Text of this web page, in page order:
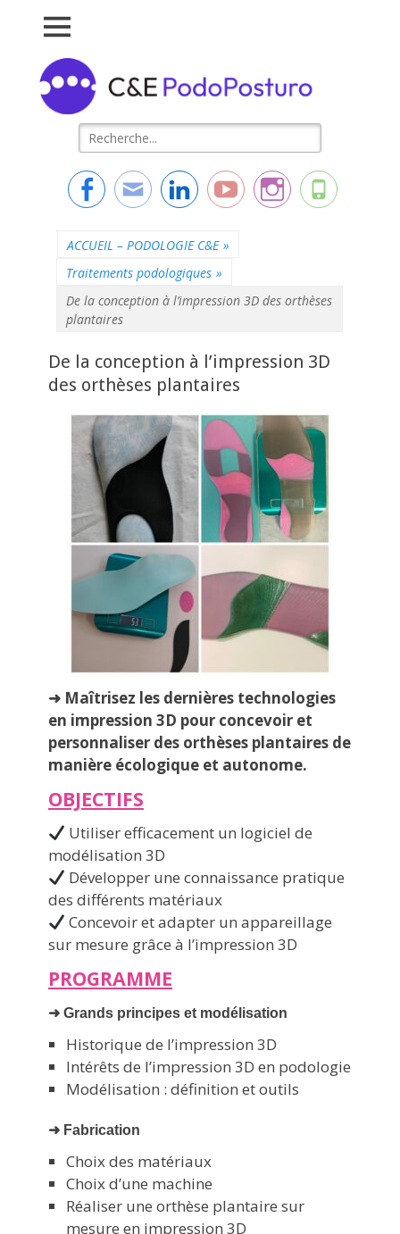
Evolution
L'essentiel de la formation
Rechercher :
Facebook
Adresse
contact
LinkedinYouTube
Instagram
Tél
ACCUEIL – PODOLOGIE C&E »
Traitements podologiques »
De la conception à l’impression 3D des orthèses
plantaires
De la conception à l’impression 3D
des orthèses plantaires
➜ Maîtrisez les dernières technologies
en impression 3D pour concevoir et
personnaliser des orthèses plantaires de
manière écologique et autonome.
OBJECTIFS
Utiliser efficacement un logiciel de
modélisation 3D
Développer une connaissance pratique
des différents matériaux
Concevoir et adapter un appareillage
sur mesure grâce à l’impression 3D
PROGRAMME
➜ Grands principes et modélisation
Historique de l’impression 3D
Intérêts de l’impression 3D en podologie
Modélisation : définition et outils
➜ Fabrication
Choix des matériaux
Choix d’une machine
Réaliser une orthèse plantaire sur
mesure en impression 3D